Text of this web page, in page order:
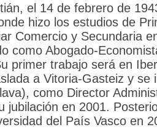
el 14 de febrero de
hizo los estudios de
Comercio y Secundaria
como Abogado-
primer trabajo será en
a Vitoria-Gasteiz y se
como Director
jubilación en 2001.
del País Vasco en